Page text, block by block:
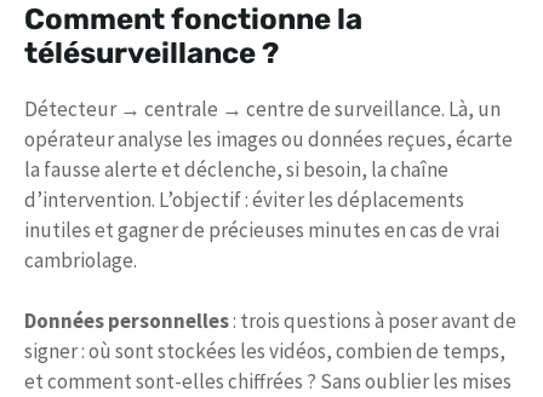
Comment fonctionne la
télésurveillance ?
Détecteur → centrale → centre de surveillance. Là, un
opérateur analyse les images ou données reçues, écarte
la fausse alerte et déclenche, si besoin, la chaîne
d’intervention. L’objectif : éviter les déplacements
inutiles et gagner de précieuses minutes en cas de vrai
cambriolage.
Données personnelles: trois questions à poser avant de
signer : où sont stockées les vidéos, combien de temps,
et comment sont-elles chiffrées ? Sans oublier les mises